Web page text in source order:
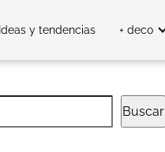
Ideas y tendencias + deco
Buscar